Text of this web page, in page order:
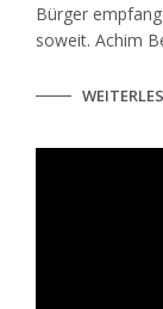
Bürger
soweit. Achim